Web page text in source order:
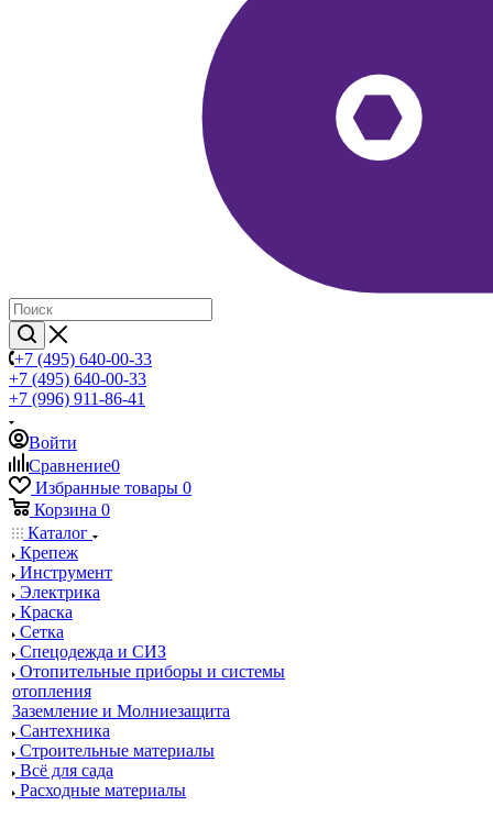
+7 (495) 640-00-33
+7 (495) 640-00-33
+7 (996) 911-86-41
Войти
Сравнение0
Избранные товары 0
Корзина 0
Каталог
Крепеж
Инструмент
Электрика
Краска
Сетка
Спецодежда и СИЗ
Отопительные приборы и системы
отопления
Заземление и Молниезащита
Сантехника
Строительные материалы
Всё для сада
Расходные материалы